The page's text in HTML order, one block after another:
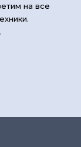
на все